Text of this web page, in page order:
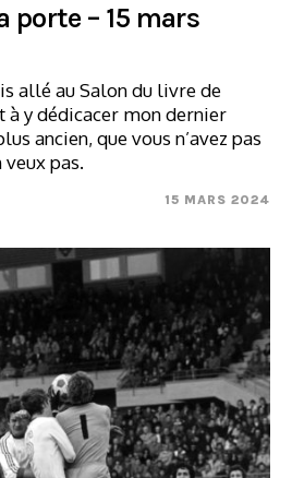
porte – 15 mars
allé au Salon du livre de
à y dédicacer mon dernier
ancien, que vous n’avez pas
veux pas.
15 MARS 2024